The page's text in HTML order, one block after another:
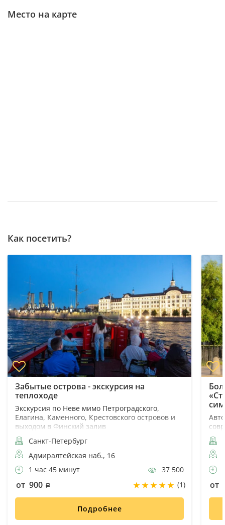
Место на карте
Как посетить?
Забытые острова - экскурсия на
теплоходе
Экскурсия по Неве мимо Петроградского,
Елагина, Каменного, Крестовского островов и
выходом в Финский залив
Санкт-Петербург
Адмиралтейская наб., 16
1 час 45 минут
37 500
от 900 (1)
Подробнее
от